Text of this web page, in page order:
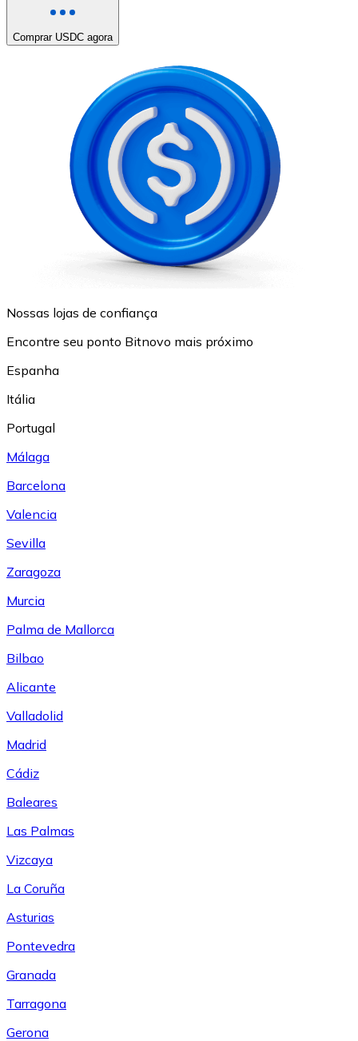
Comprar USDC agora
Nossas lojas de confiança
Encontre seu ponto Bitnovo mais próximo
Espanha
Itália
Portugal
Málaga
Barcelona
Valencia
Sevilla
Zaragoza
Murcia
Palma de Mallorca
Bilbao
Alicante
Valladolid
Madrid
Cádiz
Baleares
Las Palmas
Vizcaya
La Coruña
Asturias
Pontevedra
Granada
Tarragona
Gerona